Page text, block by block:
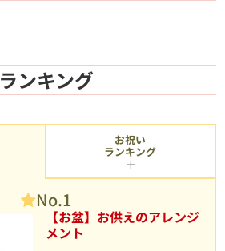
ランキング
No.1
【お盆】お供えのアレンジ
メント
お祝い
ランキング